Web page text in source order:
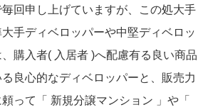
回申し上げていますが、この処大手
手ディベロッパーや中堅ディベロッ
購入者( 入居者 )へ配慮有る良い商品
良心的なディベロッパーと、販売力
って「 新規分譲マンション 」や「